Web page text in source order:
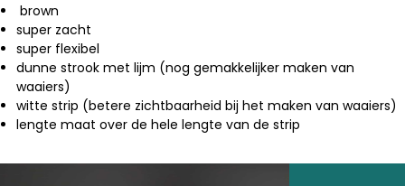
brown
super zacht
super flexibel
dunne strook met lijm (nog gemakkelijker maken van
waaiers)
witte strip (betere zichtbaarheid bij het maken van waaiers)
lengte maat over de hele lengte van de strip